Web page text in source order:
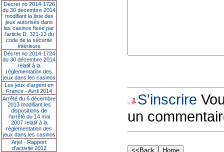
Décret no 2014-1726
du 30 décembre 2014
modifiant la liste des
jeux autorisés dans
les casinos fixée par
l’article D. 321-13 du
code de la sécurité
intérieure
Décret no 2014-1724
du 30 décembre 2014
relatif à la
réglementation des
jeux dans les casinos
Les jeux d’argent en
France - Avril 2014
Arrêté du 6 décembre
2013 modifiant les
dispositions de
l’arrêté du 14 mai
2007 relatif à la
réglementation des
jeux dans les casinos
Arjel - Rapport
d'activité 2012
S'inscrire
un